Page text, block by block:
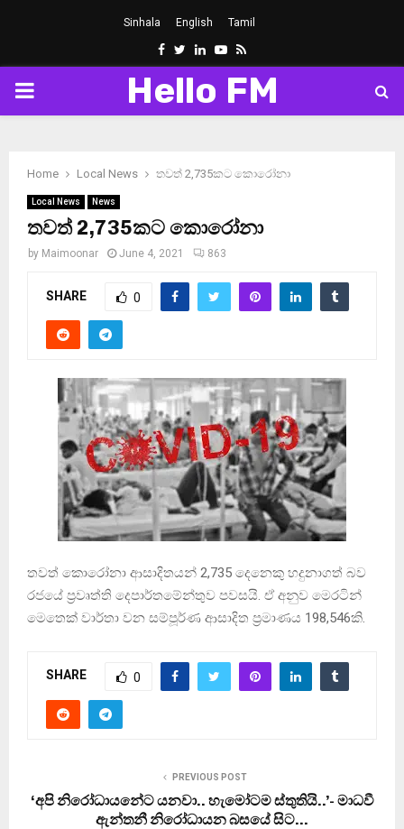
Sinhala English Tamil
Facebook
Twitter
LinkedinYoutube
Rss
PRIMARY
Hello FM
Home Local News තවත් 2,735කට කොරෝනා
Local News News
තවත් 2,735කට කොරෝනා
by Maimoonar June 4, 2021 863
SHARE 0
තවත් කොරෝනා ආසාදිතයන් 2,735 දෙනෙකු හදුනාගත් බව
රජයේ ප‍්‍රවෘත්ති දෙපාර්තමේන්තුව පවසයි. ඒ අනුව මෙරටින්
මෙතෙක් වාර්තා වන සම්පූර්ණ ආසාදිත ප්‍රමාණය 198,546කි.
SHARE 0
PREVIOUS POST
‘අපි නිරෝධායනේට යනවා.. හැමෝටම ස්තුතියි..’- මාධවී
ඇන්තනී නිරෝධායන බසයේ සිට…